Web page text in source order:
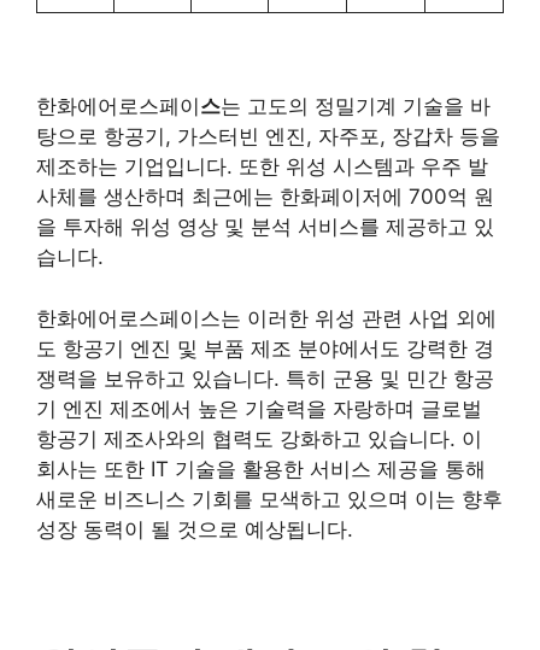
한화에어로스페이 스는 고도의 정밀기계 기술을 바
탕으로 항공기, 가스터빈 엔진, 자주포, 장갑차 등을
제조하는 기업입니다. 또한 위성 시스템과 우주 발
사체를 생산하며 최근에는 한화페이저에 700억 원
을 투자해 위성 영상 및 분석 서비스를 제공하고 있
습니다.
한화에어로스페이스는 이러한 위성 관련 사업 외에
도 항공기 엔진 및 부품 제조 분야에서도 강력한 경
쟁력을 보유하고 있습니다. 특히 군용 및 민간 항공
기 엔진 제조에서 높은 기술력을 자랑하며 글로벌
항공기 제조사와의 협력도 강화하고 있습니다. 이
회사는 또한 IT 기술을 활용한 서비스 제공을 통해
새로운 비즈니스 기회를 모색하고 있으며 이는 향후
성장 동력이 될 것으로 예상됩니다​​.